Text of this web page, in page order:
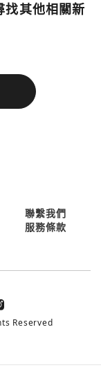
找其他相關新
，即可回到加密
聯繫我們
服務條款
Reserved